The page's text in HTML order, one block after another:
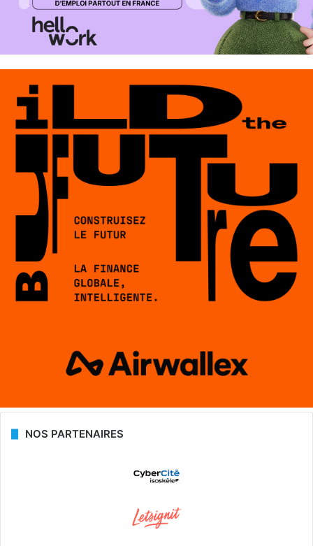
NOS PARTENAIRES